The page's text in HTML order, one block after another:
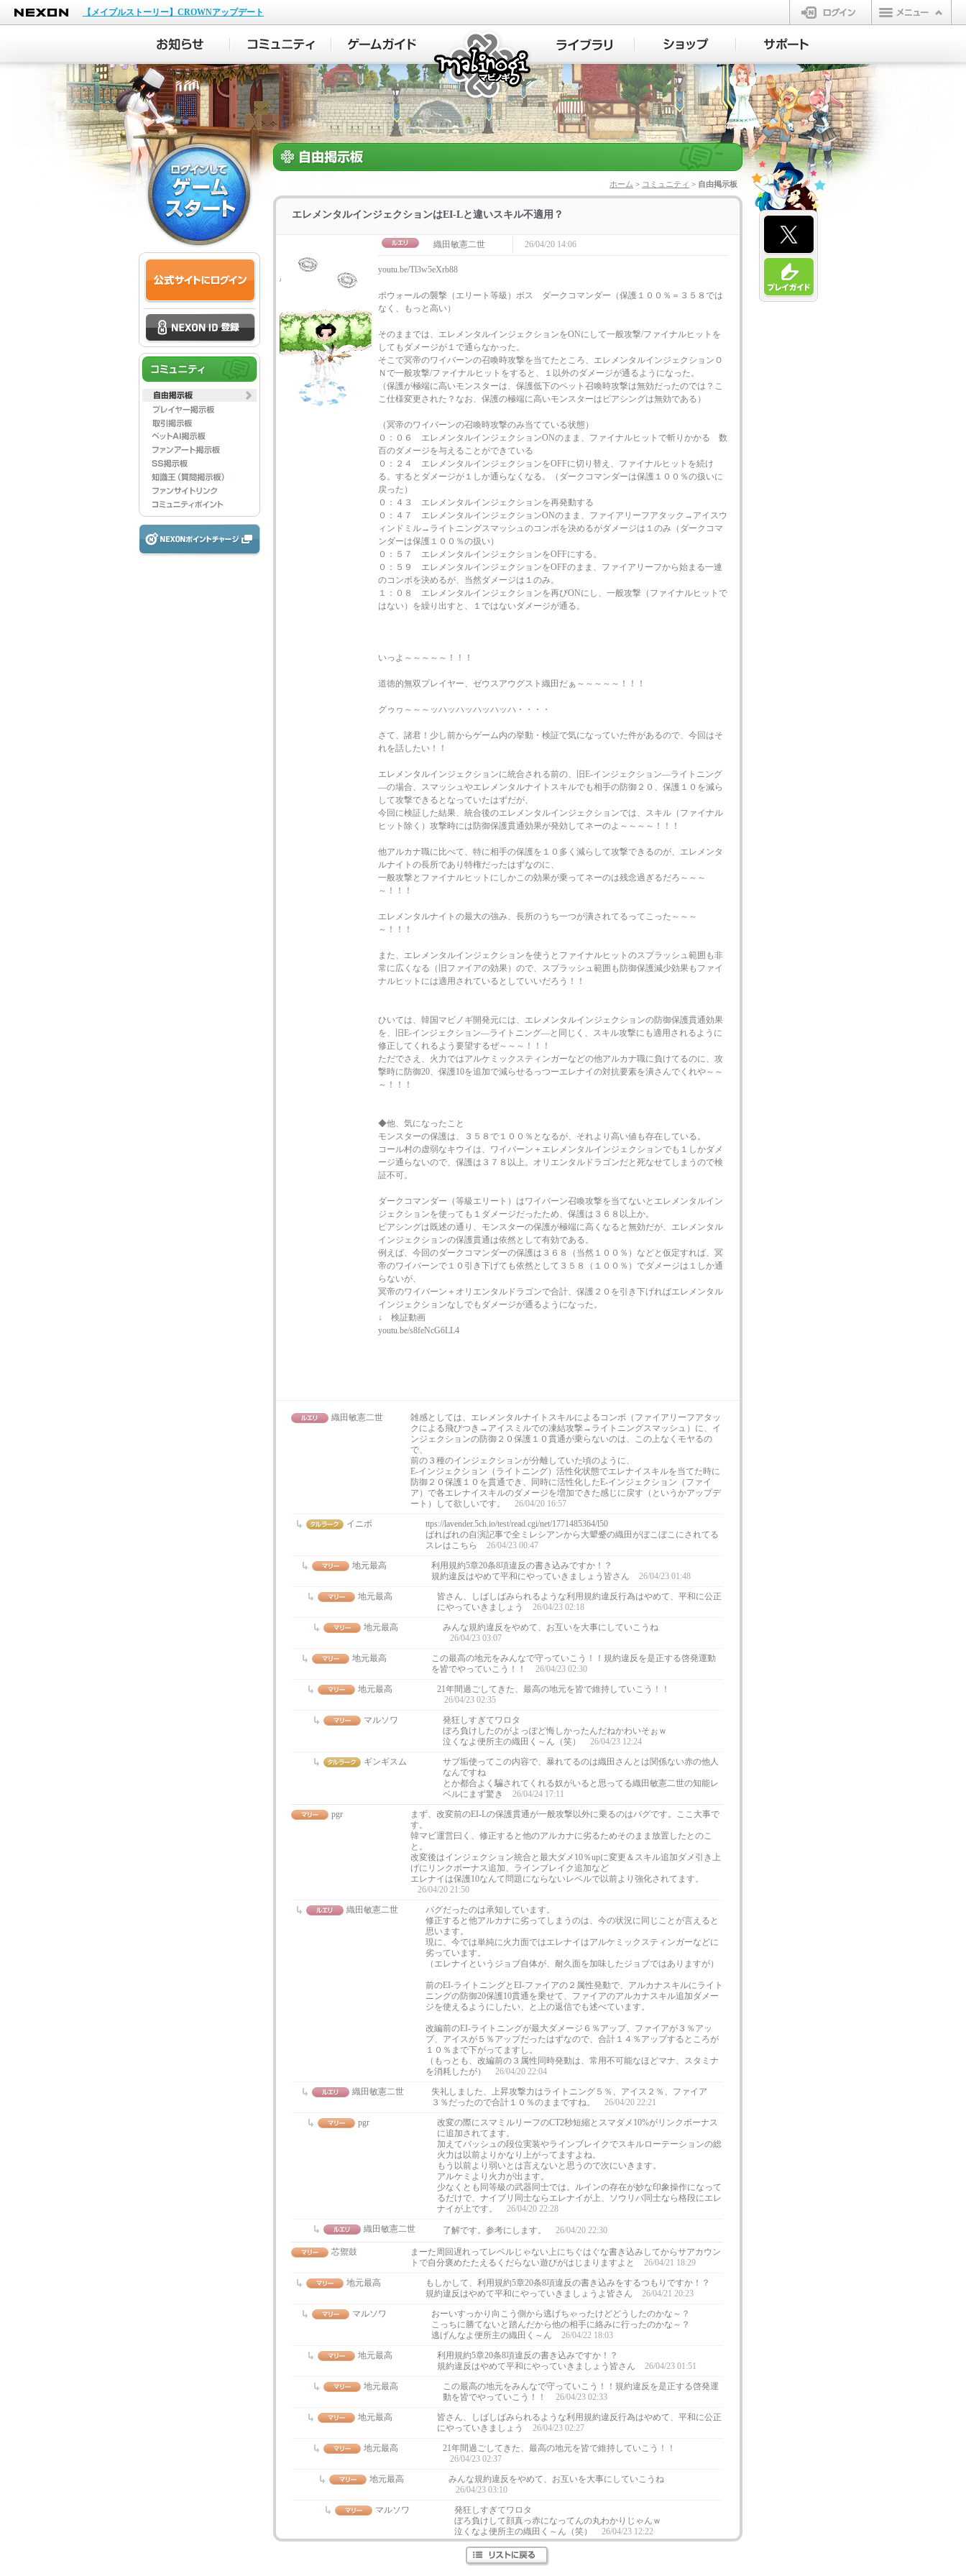
NEXON
【メイプルストーリー】CROWNアップデート
ログイン
マビノギ
ホーム > コミュニティ > 自由掲示板
エレメンタルインジェクションはEI-Lと違いスキル不適用？
織田敏憲二世 26/04/20 14:06
youtu.be/Tl3w5eXrb88
ポウォールの襲撃（エリート等級）ボス ダークコマンダー（保護１００％＝３５８では
なく、もっと高い）
そのままでは、エレメンタルインジェクションをONにして一般攻撃/ファイナルヒットを
してもダメージが１で通らなかった。
そこで冥帝のワイバーンの召喚時攻撃を当てたところ、エレメンタルインジェクションＯ
Ｎで一般攻撃/ファイナルヒットをすると、１以外のダメージが通るようになった。
（保護が極端に高いモンスターは、保護低下のペット召喚時攻撃は無効だったのでは？こ
こ仕様変更された？なお、保護の極端に高いモンスターはピアシングは無効である）
（冥帝のワイバーンの召喚時攻撃のみ当てている状態）
０：０６ エレメンタルインジェクションONのまま、ファイナルヒットで斬りかかる 数
百のダメージを与えることができている
０：２４ エレメンタルインジェクションをOFFに切り替え、ファイナルヒットを続け
る。するとダメージが１しか通らなくなる。（ダークコマンダーは保護１００％の扱いに
戻った）
０：４３ エレメンタルインジェクションを再発動する
０：４７ エレメンタルインジェクションONのまま、ファイアリーフアタック→アイスウ
ィンドミル→ライトニングスマッシュのコンボを決めるがダメージは１のみ（ダークコマ
ンダーは保護１００％の扱い）
０：５７ エレメンタルインジェクションをOFFにする。
０：５９ エレメンタルインジェクションをOFFのまま、ファイアリーフから始まる一連
のコンボを決めるが、当然ダメージは１のみ。
１：０８ エレメンタルインジェクションを再びONにし、一般攻撃（ファイナルヒットで
はない）を繰り出すと、１ではないダメージが通る。
いっよ～～～～～！！！
道徳的無双プレイヤー、ゼウスアウグスト織田だぁ～～～～～！！！
グゥヮ～～～ッハッハッハッハッハ・・・・
さて、諸君！少し前からゲーム内の挙動・検証で気になっていた件があるので、今回はそ
れを話したい！！
エレメンタルインジェクションに統合される前の、旧E-インジェクション―ライトニング
―の場合、スマッシュやエレメンタルナイトスキルでも相手の防御２０、保護１０を減ら
して攻撃できるとなっていたはずだが、
今回に検証した結果、統合後のエレメンタルインジェクションでは、スキル（ファイナル
ヒット除く）攻撃時には防御保護貫通効果が発効してネーのよ～～～～！！！
他アルカナ職に比べて、特に相手の保護を１０多く減らして攻撃できるのが、エレメンタ
ルナイトの長所であり特権だったはずなのに、
一般攻撃とファイナルヒットにしかこの効果が乗ってネーのは残念過ぎるだろ～～～
～！！！
エレメンタルナイトの最大の強み、長所のうち一つが潰されてるってこった～～～
～！！！
また、エレメンタルインジェクションを使うとファイナルヒットのスプラッシュ範囲も非
常に広くなる（旧ファイアの効果）ので、スプラッシュ範囲も防御保護減少効果もファイ
ナルヒットには適用されているとしていいだろう！！
ひいては、韓国マビノギ開発元には、エレメンタルインジェクションの防御保護貫通効果
を、旧E-インジェクション―ライトニング―と同じく、スキル攻撃にも適用されるように
修正してくれるよう要望するぜ～～～！！！
ただでさえ、火力ではアルケミックスティンガーなどの他アルカナ職に負けてるのに、攻
撃時に防御20、保護10を追加で減らせるっつーエレナイの対抗要素を潰さんでくれや～～
～！！！
◆他、気になったこと
モンスターの保護は、３５８で１００％となるが、それより高い値も存在している。
コール村の虚弱なキウイは、ワイバーン＋エレメンタルインジェクションでも１しかダメ
ージ通らないので、保護は３７８以上。オリエンタルドラゴンだと死なせてしまうので検
証不可。
ダークコマンダー（等級エリート）はワイバーン召喚攻撃を当てないとエレメンタルイン
ジェクションを使っても１ダメージだったため、保護は３６８以上か。
ピアシングは既述の通り、モンスターの保護が極端に高くなると無効だが、エレメンタル
インジェクションの保護貫通は依然として有効である。
例えば、今回のダークコマンダーの保護は３６８（当然１００％）などと仮定すれば、冥
帝のワイバーンで１０引き下げても依然として３５８（１００％）でダメージは１しか通
らないが、
冥帝のワイバーン＋オリエンタルドラゴンで合計、保護２０を引き下げればエレメンタル
インジェクションなしでもダメージが通るようになった。
↓ 検証動画
youtu.be/s8feNcG6LL4
織田敏憲二世
雑感としては、エレメンタルナイトスキルによるコンボ（ファイアリーフアタッ
クによる飛びつき→アイスミルでの凍結攻撃→ライトニングスマッシュ）に、イ
ンジェクションの防御２０保護１０貫通が乗らないのは、この上なくモヤるの
で、
前の３種のインジェクションが分離していた頃のように、
E-インジェクション（ライトニング）活性化状態でエレナイスキルを当てた時に
防御２０保護１０を貫通でき、同時に活性化したE-インジェクション（ファイ
ア）で各エレナイスキルのダメージを増加できた感じに戻す（というかアップデ
ート）して欲しいです。
26/04/20 16:57
イニポ
ttps://lavender.5ch.io/test/read.cgi/net/1771485364/l50
ばればれの自演記事で全ミレシアンから大顰蹙の織田がぼこぼこにされてる
スレはこちら
26/04/23 00:47
地元最高
利用規約5章20条8項違反の書き込みですか！？
規約違反はやめて平和にやっていきましょう皆さん
26/04/23 01:48
地元最高
皆さん、しばしばみられるような利用規約違反行為はやめて、平和に公正
にやっていきましょう
26/04/23 02:18
地元最高
みんな規約違反をやめて、お互いを大事にしていこうね
26/04/23 03:07
地元最高
この最高の地元をみんなで守っていこう！！規約違反を是正する啓発運動
を皆でやっていこう！！
26/04/23 02:30
地元最高
21年間過ごしてきた、最高の地元を皆で維持していこう！！
26/04/23 02:35
マルソワ
発狂しすぎてワロタ
ぼろ負けしたのがよっぽど悔しかったんだねかわいそぉｗ
泣くなよ便所主の織田く～ん（笑）
26/04/23 12:24
ギンギスム
サブ垢使ってこの内容で、暴れてるのは織田さんとは関係ない赤の他人
なんですね
とか都合よく騙されてくれる奴がいると思ってる織田敏憲二世の知能レ
ベルにまず驚き
26/04/24 17:11
pgr
まず、改変前のEI-Lの保護貫通が一般攻撃以外に乗るのはバグです。ここ大事で
す。
韓マビ運営曰く、修正すると他のアルカナに劣るためそのまま放置したとのこ
と。
改変後はインジェクション統合と最大ダメ10％upに変更＆スキル追加ダメ引き上
げにリンクボーナス追加、ラインブレイク追加など
エレナイは保護10なんて問題にならないレベルで以前より強化されてます。
26/04/20 21:50
織田敏憲二世
バグだったのは承知しています。
修正すると他アルカナに劣ってしまうのは、今の状況に同じことが言えると
思います。
現に、今では単純に火力面ではエレナイはアルケミックスティンガーなどに
劣っています。
（エレナイというジョブ自体が、耐久面を加味したジョブではありますが）
前のEI-ライトニングとEI-ファイアの２属性発動で、アルカナスキルにライト
ニングの防御20保護10貫通を乗せて、ファイアのアルカナスキル追加ダメー
ジを使えるようにしたい、と上の返信でも述べています。
改編前のEI-ライトニングが最大ダメージ６％アップ、ファイアが３％アッ
プ、アイスが５％アップだったはずなので、合計１４％アップするところが
１０％まで下がってますし。
（もっとも、改編前の３属性同時発動は、常用不可能なほどマナ、スタミナ
を消耗したが）
26/04/20 22:04
織田敏憲二世
失礼しました、上昇攻撃力はライトニング５％、アイス２％、ファイア
３％だったので合計１０％のままですね。
26/04/20 22:21
pgr
改変の際にスマミルリーフのCT2秒短縮とスマダメ10%がリンクボーナス
に追加されてます。
加えてバッシュの段位実装やラインブレイクでスキルローテーションの総
火力は以前よりかなり上がってますよね。
もう以前より弱いとは言えないと思うので次にいきます。
アルケミより火力が出ます。
少なくとも同等級の武器同士では。ルインの存在が妙な印象操作になって
るだけで、ナイブリ同士ならエレナイが上、ソウリバ同士なら格段にエレ
ナイが上です。
26/04/20 22:28
織田敏憲二世
了解です。参考にします。 26/04/20 22:30
芯禦鼓
まーた周回遅れってレベルじゃない上にちぐはぐな書き込みしてからサアカウン
トで自分褒めたたえるくだらない遊びがはじまりますよと
26/04/21 18:29
地元最高
もしかして、利用規約5章20条8項違反の書き込みをするつもりですか！？
規約違反はやめて平和にやっていきましょうよ皆さん
26/04/21 20:23
マルソワ
おーいすっかり向こう側から逃げちゃったけどどうしたのかな～？
こっちに勝てないと踏んだから他の相手に絡みに行ったのかな～？
逃げんなよ便所主の織田く～ん
26/04/22 18:03
地元最高
利用規約5章20条8項違反の書き込みですか！？
規約違反はやめて平和にやっていきましょう皆さん
26/04/23 01:51
地元最高
この最高の地元をみんなで守っていこう！！規約違反を是正する啓発運
動を皆でやっていこう！！
26/04/23 02:33
地元最高
皆さん、しばしばみられるような利用規約違反行為はやめて、平和に公正
にやっていきましょう
26/04/23 02:27
地元最高
21年間過ごしてきた、最高の地元を皆で維持していこう！！
26/04/23 02:37
地元最高
みんな規約違反をやめて、お互いを大事にしていこうね
26/04/23 03:10
マルソワ
発狂しすぎてワロタ
ぼろ負けして顔真っ赤になってんの丸わかりじゃんｗ
泣くなよ便所主の織田く～ん（笑）
26/04/23 12:22